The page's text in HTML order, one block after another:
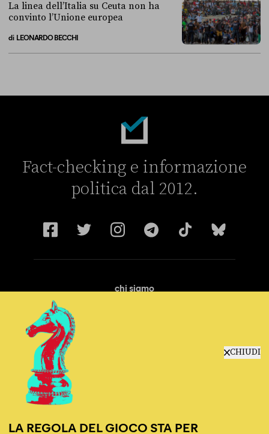
CHIUDI
LA REGOLA DEL GIOCO STA PER
La linea dell’Italia su Ceuta non ha
convinto l’Unione europea
di LEONARDO BECCHI
Fact-checking e informazione
politica dal 2012.
chi siamo